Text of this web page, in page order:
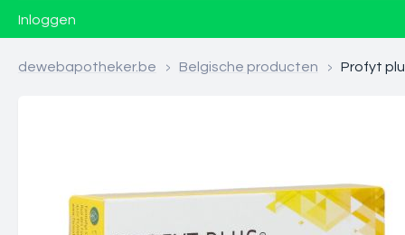
Inloggen
dewebapotheker.be > Belgische producten > Profyt